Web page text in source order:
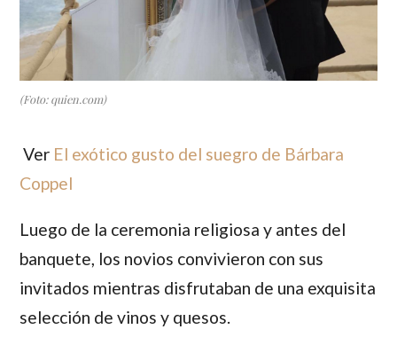
(Foto: quien.com)
Ver El exótico gusto del suegro de Bárbara
Coppel
Luego de la ceremonia religiosa y antes del
banquete, los novios convivieron con sus
invitados mientras disfrutaban de una exquisita
selección de vinos y quesos.